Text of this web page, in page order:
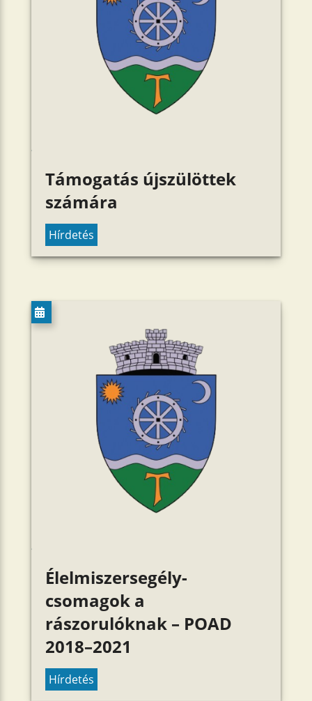
Támogatás újszülöttek
számára
Hírdetés
Élelmiszersegély-
csomagok a
rászorulóknak – POAD
2018–2021
Hírdetés